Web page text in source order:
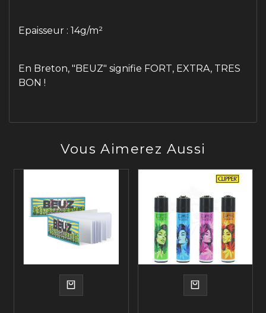
Epaisseur : 14g/m²
En Breton, "BEUZ" signifie FORT, EXTRA, TRES
BON !
Vous Aimerez Aussi